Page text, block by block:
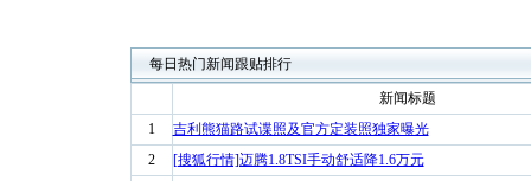
每日热门新闻跟贴排行
新闻标题
1
吉利熊猫路试谍照及官方定装照独家曝光
2
[搜狐行情]迈腾1.8TSI手动舒适降1.6万元